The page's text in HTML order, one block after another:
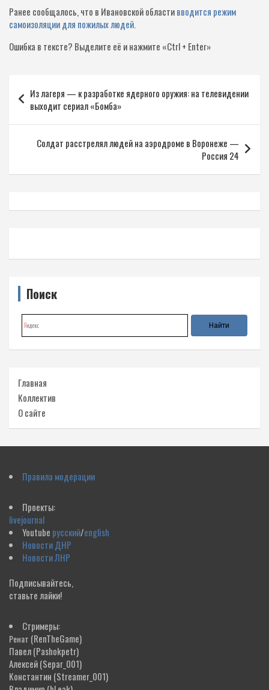
Ранее сообщалось, что в Ивановской областивводится режим
самоизоляции для пожилых людей.
Ошибка в тексте? Выделите её и нажмите «Ctrl + Enter»
по
записям
Из лагеря — к разработке ядерного оружия: на телевидении
выходит сериал «Бомба»
Солдат расстрелял людей на аэродроме в Воронеже —
Россия 24
Поиск
Главная
Коллектив
О сайте
Правила модерации
Проекты:
livejournal
Youtube русский/english
Новости ДНР
Новости ЛНР
Подписывайтесь,
ставьте лайки!
Стримеры:
Ренат (RenTheGame)
Павел(Pashokpetr)
Алексей(Separ_001)
Константин (Streamer_001)